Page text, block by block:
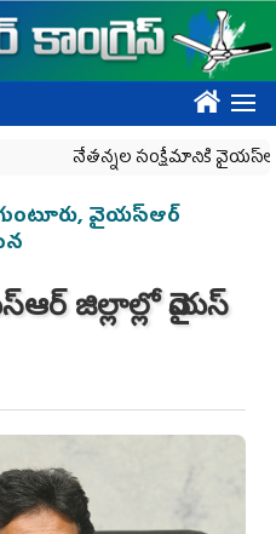
????
నేతన్నల సంక్షేమానికి వైయ‌స్ఆర్‌సీపీ
వైయ‌స్ఆర్
జిల్లాల్లో వైయ‌స్